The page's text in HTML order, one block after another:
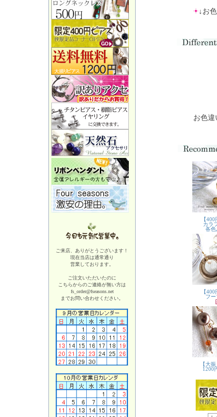
ご来店、ありがとうございます！
現在当店は通常通り
営業しております。
ご注文いただいたのに
こちらからのご連絡が無い方は
fs_order@fseasons.net
までお問い合わせください。
↓お
お色